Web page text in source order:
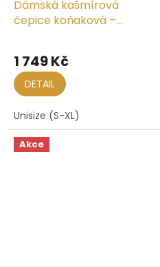
Dámská kašmírová
čepice koňaková –
1 749 Kč
DETAIL
Unisize (S-XL)
Akce